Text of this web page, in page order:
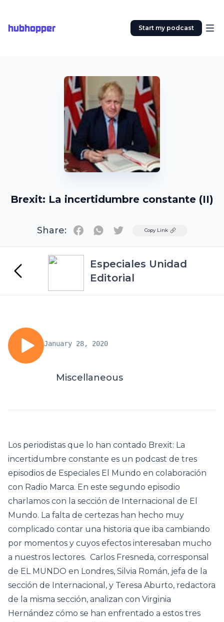
hubhopper Start my podcast
Brexit: La incertidumbre constante (II)
Share: TwitterCopy Link
Especiales Unidad
Editorial
January 28, 2020
Miscellaneous
Los periodistas que lo han contado Brexit: La
incertidumbre constante es un podcast de tres
episodios de Especiales El Mundo en colaboración
con Radio Marca. En este segundo episodio
charlamos con la sección de Internacional de El
Mundo. La falta de certezas han hecho muy
complicado contar una historia que iba cambiando
por momentos y cuyos efectos interesaban mucho
a nuestros lectores. Carlos Fresneda, corresponsal
de EL MUNDO en Londres, Silvia Román, jefa de la
sección de Internacional, y Teresa Aburto, redactora
de la misma sección, analizan con Virginia
Hernández cómo se han enfrentado a estos tres